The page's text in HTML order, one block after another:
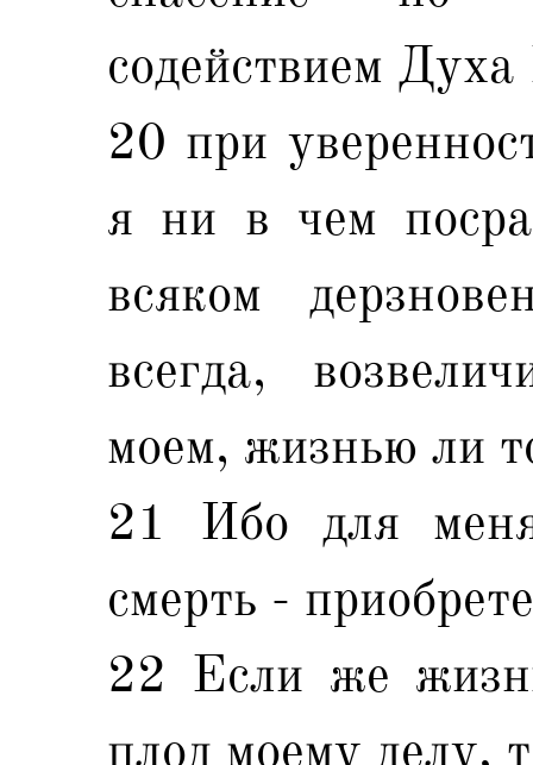
содействием
20 при
я ни в чем
всяком
всегда,
моем, жизнью ли
21 Ибо для
смерть -
22 Если же
плод моему делу,